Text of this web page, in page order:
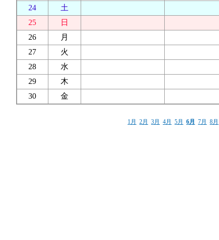
24
土
25
日
26
月
27
火
28
水
29
木
30
金
1月 2月 3月 4月 5月 6月 7月 8月